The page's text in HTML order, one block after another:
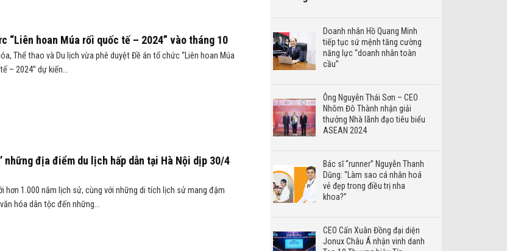
“Liên hoan Múa rối quốc tế – 2024” vào tháng 10
Thể thao và Du lịch vừa phê duyệt Đề án tổ chức “Liên hoan Múa
– 2024” dự kiến...
những địa điểm du lịch hấp dẫn tại Hà Nội dịp 30/4
hơn 1.000 năm lịch sử, cùng với những di tích lịch sử mang đậm
hóa dân tộc đến những...
Doanh nhân Hồ Quang Minh
tiếp tục sứ mệnh tăng cường
năng lực “doanh nhân toàn
cầu”
Ông Nguyễn Thái Sơn – CEO
Nhôm Đô Thành nhận giải
thưởng Nhà lãnh đạo tiêu biểu
ASEAN 2024
Bác sĩ “runner” Nguyễn Thanh
Dũng: “Làm sao cá nhân hoá
vẻ đẹp trong điều trị nha
khoa?”
CEO Cấn Xuân Đồng đại diện
Jonux Châu Á nhận vinh danh